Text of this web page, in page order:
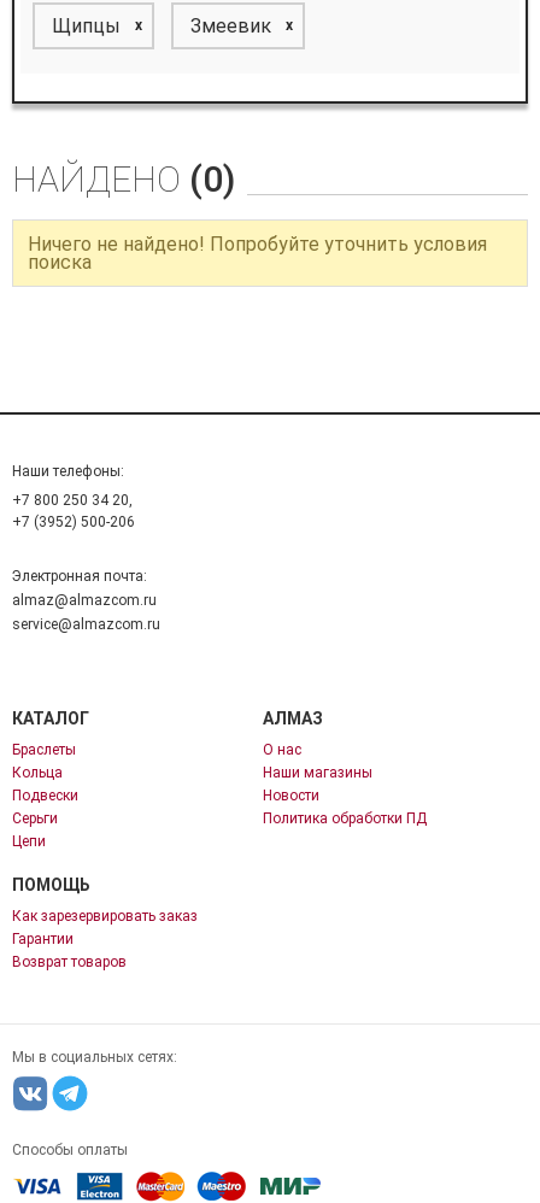
Щипцы x Змеевик x
НАЙДЕНО (0)
Ничего не найдено! Попробуйте уточнить условия
поиска
Наши телефоны:
+7 800 250 34 20,
+7 (3952) 500-206
Электронная почта:
almaz@almazcom.ru
service@almazcom.ru
КАТАЛОГ
Браслеты
Кольца
Подвески
Серьги
Цепи
АЛМАЗ
О нас
Наши магазины
Новости
Политика обработки ПД
ПОМОЩЬ
Как зарезервировать заказ
Гарантии
Возврат товаров
Мы в социальных сетях:
Способы оплаты